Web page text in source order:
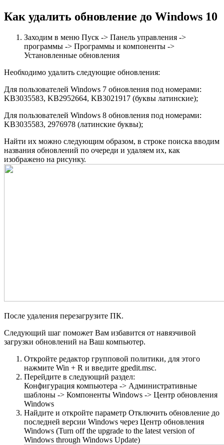
Как удалить обновление до Windows 10
Заходим в меню Пуск -> Панель управления ->
программы -> Программы и компоненты ->
Установленные обновления
Необходимо удалить следующие обновления:
Для пользователей Windows 7 обновления под номерами:
KB3035583, KB2952664, KB3021917 (буквы латинские);
Для пользователей Windows 8 обновления под номерами:
KB3035583, 2976978 (латинские буквы);
Найти их можно следующим образом, в строке поиска вводим
названия обновлений по очереди и удаляем их, как
изображено на рисунку.
После удаления перезагрузите ПК.
Следующий шаг поможет Вам избавится от навязчивой
загрузки обновлений на Ваш компьютер.
Откройте редактор групповой политики, для этого
нажмите Win + R и введите gpedit.msc.
Перейдите в следующий раздел:
Конфигурация компьютера -> Административные
шаблоны -> Компоненты Windows -> Центр обновления
Windows
Найдите и откройте параметр Отключить обновление до
последней версии Windows через Центр обновления
Windows (Turn off the upgrade to the latest version of
Windows through Windows Update)